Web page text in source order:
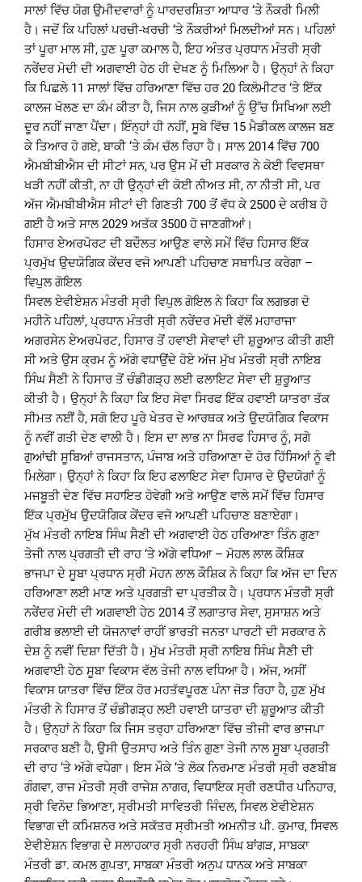
ਸਾਲਾਂ ਵਿੱਚ ਯੋਗ ਉਮੀਦਵਾਰਾਂ ਨੂੰ ਪਾਰਦਰਸ਼ਿਤਾ ਆਧਾਰ ‘ਤੇ ਨੌਕਰੀ ਮਿਲੀ
ਹੈ। ਜਦੋਂ ਕਿ ਪਹਿਲਾਂ ਪਰਚੀ-ਖਰਚੀ ‘ਤੇ ਨੌਕਰੀਆਂ ਮਿਲਦੀਆਂ ਸਨ। ਪਹਿਲਾਂ
ਤਾਂ ਪੂਰਾ ਮਾਲ ਸੀ, ਹੁਣ ਪੂਰਾ ਕਮਾਲ ਹੈ, ਇਹ ਅੰਤਰ ਪ੍ਰਧਾਨ ਮੰਤਰੀ ਸ੍ਰੀ
ਨਰੇਂਦਰ ਮੋਦੀ ਦੀ ਅਗਵਾਈ ਹੇਠ ਹੀ ਦੇਖਣ ਨੂੰ ਮਿਲਿਆ ਹੈ। ਉਨ੍ਹਾਂ ਨੇ ਕਿਹਾ
ਕਿ ਪਿਛਲੇ 11 ਸਾਲਾਂ ਵਿੱਚ ਹਰਿਆਣਾ ਵਿੱਚ ਹਰ 20 ਕਿਲੋਮੀਟਰ ‘ਤੇ ਇੱਕ
ਕਾਲਜ ਖੋਲਣ ਦਾ ਕੰਮ ਕੀਤਾ ਹੈ, ਜਿਸ ਨਾਲ ਕੁੜੀਆਂ ਨੂੰ ਉੱਚ ਸਿਖਿਆ ਲਈ
ਦੂਰ ਨਹੀਂ ਜਾਣਾ ਪੈਂਦਾ। ਇੰਨ੍ਹਾਂ ਹੀ ਨਹੀਂ, ਸੂਬੇ ਵਿੱਚ 15 ਮੈਡੀਕਲ ਕਾਲਜ ਬਣ
ਕੇ ਤਿਆਰ ਹੋ ਗਏ, ਬਾਕੀ ‘ਤੇ ਕੰਮ ਚੱਲ ਰਿਹਾ ਹੈ। ਸਾਲ 2014 ਵਿੱਚ 700
ਐਮਬੀਬੀਐਸ ਦੀ ਸੀਟਾਂ ਸਨ, ਪਰ ਉਸ ਮੇਂ ਦੀ ਸਰਕਾਰ ਨੇ ਕੋਈ ਵਿਵਸਥਾ
ਖੜੀ ਨਹੀਂ ਕੀਤੀ, ਨਾ ਹੀ ਉਨ੍ਹਾਂ ਦੀ ਕੋਈ ਨੀਅਤ ਸੀ, ਨਾ ਨੀਤੀ ਸੀ, ਪਰ
ਅੱਜ ਐਮਬੀਬੀਐਸ ਸੀਟਾਂ ਦੀ ਗਿਣਤੀ 700 ਤੋਂ ਵੱਧ ਕੇ 2500 ਦੇ ਕਰੀਬ ਹੋ
ਗਈ ਹੈ ਅਤੇ ਸਾਲ 2029 ਅਤੱਕ 3500 ਹੋ ਜਾਣਗੀਆਂ।
ਹਿਸਾਰ ਏਅਰਪੋਰਟ ਦੀ ਬਦੌਲਤ ਆਉਣ ਵਾਲੇ ਸਮੇਂ ਵਿੱਚ ਹਿਸਾਰ ਇੱਕ
ਪ੍ਰਮੁੱਖ ਉਦਯੋਗਿਕ ਕੇਂਦਰ ਵਜੋ ਆਪਣੀ ਪਹਿਚਾਣ ਸਥਾਪਿਤ ਕਰੇਗਾ –
ਵਿਪੁਲ ਗੋਇਲ
ਸਿਵਲ ਏਵੀਏਸ਼ਨ ਮੰਤਰੀ ਸ੍ਰੀ ਵਿਪੁਲ ਗੋਇਲ ਨੇ ਕਿਹਾ ਕਿ ਲਗਭਗ ਦੋ
ਮਹੀਨੇ ਪਹਿਲਾਂ, ਪ੍ਰਧਾਨ ਮੰਤਰੀ ਸ੍ਰੀ ਨਰੇਂਦਰ ਮੋਦੀ ਵੱਲੋਂ ਮਹਾਰਾਜਾ
ਅਗਰਸੇਨ ਏਅਰਪੋਰਟ, ਹਿਸਾਰ ਤੋਂ ਹਵਾਈ ਸੇਵਾਵਾਂ ਦੀ ਸ਼ੁਰੂਆਤ ਕੀਤੀ ਗਈ
ਸੀ ਅਤੇ ਉਸ ਕ੍ਰਮ ਨੂੰ ਅੱਗੇ ਵਧਾਉਂਦੇ ਹੋਏ ਅੱਜ ਮੁੱਖ ਮੰਤਰੀ ਸ੍ਰੀ ਨਾਇਬ
ਸਿੰਘ ਸੈਣੀ ਨੇ ਹਿਸਾਰ ਤੋਂ ਚੰਡੀਗੜ੍ਹ ਲਈ ਫਲਾਇਟ ਸੇਵਾ ਦੀ ਸ਼ੁਰੂਆਤ
ਕੀਤੀ ਹੈ। ਉਨ੍ਹਾਂ ਨੈ ਕਿਹਾ ਕਿ ਇਹ ਸੇਵਾ ਸਿਰਫ ਇੱਕ ਹਵਾਈ ਯਾਤਰਾ ਤੱਕ
ਸੀਮਤ ਨਈਂ ਹੈ, ਸਗੋ ਇਹ ਪੂਰੇ ਖੇਤਰ ਦੇ ਆਰਥਕ ਅਤੇ ਉਦਯੋਗਿਕ ਵਿਕਾਸ
ਨੂੰ ਨਵੀਂ ਗਤੀ ਦੇਣ ਵਾਲੀ ਹੈ। ਇਸ ਦਾ ਲਾਭ ਨਾ ਸਿਰਫ ਹਿਸਾਰ ਨੂੰ, ਸਗੋ
ਗੁਆਂਢੀ ਸੂਬਿਆਂ ਰਾਜਸਤਾਨ, ਪੰਜਾਬ ਅਤੇ ਹਰਿਆਣਾ ਦੇ ਹੋਰ ਹਿੱਸਿਆਂ ਨੂੰ ਵੀ
ਮਿਲੇਗਾ। ਉਨ੍ਹਾਂ ਨੇ ਕਿਹਾ ਕਿ ਇਹ ਫਲਾਇਟ ਸੇਵਾ ਹਿਸਾਰ ਦੇ ਉਦਯੋਗਾਂ ਨੂੰ
ਮਜਬੂਤੀ ਦੇਣ ਵਿੱਚ ਸਹਾਇਤ ਹੋਵੇਗੀ ਅਤੇ ਆਉਣ ਵਾਲੇ ਸਮੇਂ ਵਿੱਚ ਹਿਸਾਰ
ਇੱਕ ਪ੍ਰਮੁੱਖ ਉਦਯੋਗਿਕ ਕੇਂਦਰ ਵਜੋ ਆਪਣੀ ਪਹਿਚਾਣ ਬਣਾਏਗਾ।
ਮੁੱਖ ਮੰਤਰੀ ਨਾਇਬ ਸਿੰਘ ਸੈਣੀ ਦੀ ਅਗਵਾਈ ਹੇਠ ਹਰਿਆਣਾ ਤਿੰਨ ਗੁਣਾ
ਤੇਜੀ ਨਾਲ ਪ੍ਰਗਤੀ ਦੀ ਰਾਹ ‘ਤੇ ਅੱਗੇ ਵਧਿਆ – ਮੋਹਲ ਲਾਲ ਕੌਸ਼ਿਕ
ਭਾਜਪਾ ਦੇ ਸੂਬਾ ਪ੍ਰਧਾਨ ਸ੍ਰੀ ਮੋਹਨ ਲਾਲ ਕੌਸ਼ਿਕ ਨੇ ਕਿਹਾ ਕਿ ਅੱਜ ਦਾ ਦਿਨ
ਹਰਿਆਣਾ ਲਈ ਮਾਣ ਅਤੇ ਪ੍ਰਗਤੀ ਦਾ ਪ੍ਰਤੀਕ ਹੈ। ਪ੍ਰਧਾਨ ਮੰਤਰੀ ਸ੍ਰੀ
ਨਰੇਂਦਰ ਮੋਦੀ ਦੀ ਅਗਵਾਈ ਹੇਠ 2014 ਤੋਂ ਲਗਾਤਾਰ ਸੇਵਾ, ਸੁਸਾਸ਼ਨ ਅਤੇ
ਗਰੀਬ ਭਲਾਈ ਦੀ ਯੋਜਨਾਵਾਂ ਰਾਹੀਂ ਭਾਰਤੀ ਜਨਤਾ ਪਾਰਟੀ ਦੀ ਸਰਕਾਰ ਨੇ
ਦੇਸ਼ ਨੂੰ ਨਵੀਂ ਦਿਸ਼ਾ ਦਿੱਤੀ ਹੈ। ਮੁੱਖ ਮੰਤਰੀ ਸ੍ਰੀ ਨਾਇਬ ਸਿੰਘ ਸੈਣੀ ਦੀ
ਅਗਵਾਈ ਹੇਠ ਸੂਬਾ ਵਿਕਾਸ ਵੱਲ ਤੇਜੀ ਨਾਲ ਵਧਿਆ ਹੈ। ਅੱਜ, ਅਸੀਂ
ਵਿਕਾਸ ਯਾਤਰਾ ਵਿੱਚ ਇੱਕ ਹੋਰ ਮਹਤੱਵਪੂਰਣ ਪੰਨਾ ਜੋੜ ਰਿਹਾ ਹੈ, ਹੁਣ ਮੁੱਖ
ਮੰਤਰੀ ਨੇ ਹਿਸਾਰ ਤੋਂ ਚੰਡੀਗੜ੍ਹ ਲਈ ਹਵਾਈ ਯਾਤਰਾ ਦੀ ਸ਼ੁਰੂਆਤ ਕੀਤੀ
ਹੈ। ਉਨ੍ਹਾਂ ਨੇ ਕਿਹਾ ਕਿ ਜਿਸ ਤਰ੍ਹਾ ਹਰਿਆਣਾ ਵਿੱਚ ਤੀਜੀ ਵਾਰ ਭਾਜਪਾ
ਸਰਕਾਰ ਬਣੀ ਹੈ, ਉਸੀ ਉਤਸਾਹ ਅਤੇ ਤਿੰਨ ਗੁਣਾ ਤੇਜੀ ਨਾਲ ਸੂਬਾ ਪ੍ਰਗਤੀ
ਦੀ ਰਾਹ ‘ਤੇ ਅੱਗੇ ਵਧੇਗਾ। ਇਸ ਮੌਕੇ ‘ਤੇ ਲੋਕ ਨਿਰਮਾਣ ਮੰਤਰੀ ਸ੍ਰੀ ਰਣਬੀਬ
ਗੰਗਵਾ, ਰਾਜ ਮੰਤਰੀ ਸ੍ਰੀ ਰਾਜੇਸ਼ ਨਾਗਰ, ਵਿਧਾਇਕ ਸ੍ਰੀ ਰਣਧੀਰ ਪਨਿਹਾਰ,
ਸ੍ਰੀ ਵਿਨੋਦ ਭਿਆਣਾ, ਸ੍ਰੀਮਤੀ ਸਾਵਿਤਰੀ ਜਿੰਦਲ, ਸਿਵਲ ਏਵੀਏਸ਼ਨ
ਵਿਭਾਗ ਦੀ ਕਮਿਸ਼ਨਰ ਅਤੇ ਸਕੱਤਰ ਸ੍ਰੀਮਤੀ ਅਮਨੀਤ ਪੀ. ਕੁਮਾਰ, ਸਿਵਲ
ਏਵੀਏਸ਼ਨ ਵਿਭਾਗ ਦੇ ਸਲਾਹਕਾਰ ਸ੍ਰੀ ਨਰਹਰੀ ਸਿੰਘ ਬਾਂਗੜ, ਸਾਬਕਾ
ਮੰਤਰੀ ਡਾ. ਕਮਲ ਗੁਪਤਾ, ਸਾਬਕਾ ਮੰਤਰੀ ਅਨੁਪ ਧਾਨਕ ਅਤੇ ਸਾਬਕਾ